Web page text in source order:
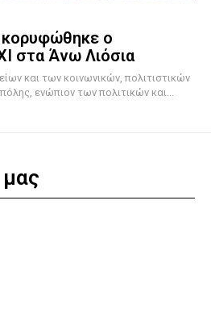
ο
στα Άνω Λιόσια
και των κοινωνικών, πολιτιστικών
ενώπιον των πολιτικών και...